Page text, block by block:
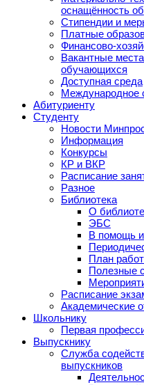
оснащённость
Стипендии и
Платные
Финансово-
Вакантные
обучающихся
Доступная среда
Международное
Абитуриенту
Студенту
Новости
Информация
Конкурсы
КР и ВКР
Расписание
Разное
Библиотека
О
ЭБС
В помощь
План
Полезные
Расписание
Академические
Школьнику
Первая
Выпускнику
Служба
выпускников